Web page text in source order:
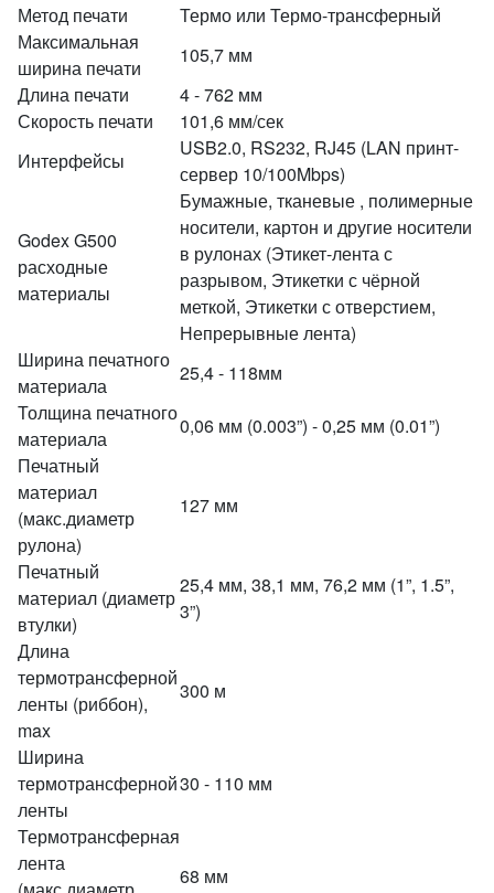
Метод печати
Термо или Термо-трансферный
Максимальная
ширина печати
105,7 мм
Длина печати
4 - 762 мм
Скорость печати
101,6 мм/сек
Интерфейсы
USB2.0, RS232, RJ45 (LAN принт-
сервер 10/100Mbps)
Godex G500
расходные
материалы
Бумажные, тканевые , полимерные
носители, картон и другие носители
в рулонах (Этикет-лента с
разрывом, Этикетки с чёрной
меткой, Этикетки с отверстием,
Непрерывные лента)
Ширина печатного
материала
25,4 - 118мм
Толщина печатного
материала
0,06 мм (0.003”) - 0,25 мм (0.01”)
Печатный
материал
(макс.диаметр
рулона)
127 мм
Печатный
материал (диаметр
втулки)
25,4 мм, 38,1 мм, 76,2 мм (1”, 1.5”,
3”)
Длина
термотрансферной
ленты (риббон),
max
300 м
Ширина
термотрансферной
ленты
30 - 110 мм
Термотрансферная
лента
68 мм